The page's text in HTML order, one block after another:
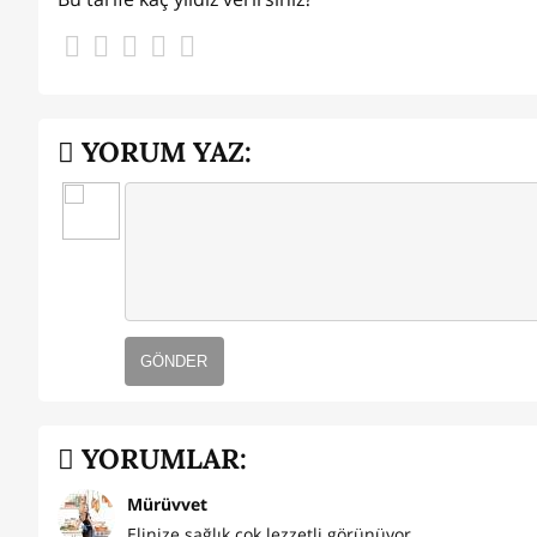
YORUM YAZ:
GÖNDER
YORUMLAR:
Mürüvvet